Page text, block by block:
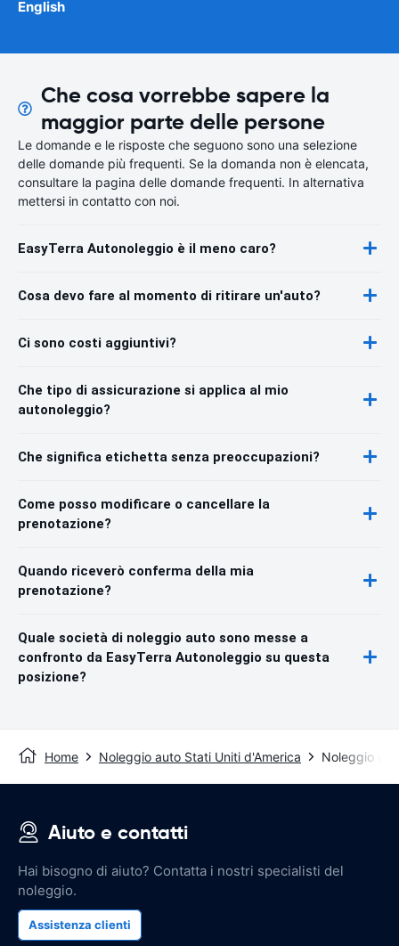
English
Che cosa vorrebbe sapere la
maggior parte delle persone
Le domande e le risposte che seguono sono una selezione
delle domande più frequenti. Se la domanda non è elencata,
consultare la pagina delle domande frequenti. In alternativa
mettersi in contatto con noi.
EasyTerra Autonoleggio è il meno caro?
Cosa devo fare al momento di ritirare un'auto?
Ci sono costi aggiuntivi?
Che tipo di assicurazione si applica al mio
autonoleggio?
Che significa etichetta senza preoccupazioni?
Come posso modificare o cancellare la
prenotazione?
Quando riceverò conferma della mia
prenotazione?
Quale società di noleggio auto sono messe a
confronto da EasyTerra Autonoleggio su questa
posizione?
Home Noleggio auto Stati Uniti d'America Noleggio
Aiuto e contatti
Hai bisogno di aiuto? Contatta i nostri specialisti del
noleggio.
Assistenza clienti